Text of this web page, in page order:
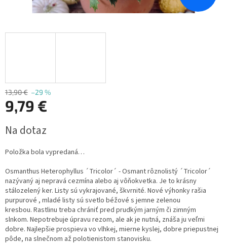
13,90 € –29 %
9,79 €
cena:
Na dotaz
Položka bola vypredaná…
Osmanthus Heterophyllus ´Tricolor´ - Osmant rôznolistý ´Tricolor´
nazývaný aj nepravá cezmína alebo aj vôňokvetka. Je to krásny
stálozelený ker. Listy sú vykrajované, škvrnité. Nové výhonky rašia
purpurové , mladé listy sú svetlo béžové s jemne zelenou
kresbou. Rastlinu treba chrániť pred prudkým jarným či zimným
slnkom. Nepotrebuje úpravu rezom, ale ak je nutná, znáša ju veľmi
dobre. Najlepšie prospieva vo vlhkej, mierne kyslej, dobre priepustnej
pôde, na slnečnom až polotienistom stanovisku.